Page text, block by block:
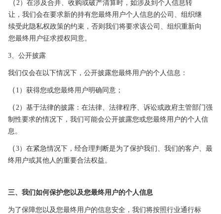
（2）在涉及合并、收购或破产清算时，如涉及到个人信息转
让，我们会在要求新的持有您最终用户个人信息的公司、组织继
续受此隐私权政策的约束，否则我们将要求该公司、组织重新向
您最终用户征求授权同意。
3、公开披露
我们仅会在以下情况下，公开披露您最终用户的个人信息：
（ 1）获得您或您最终用户明确同意；
（2）基于法律的披露：在法律、法律程序、诉讼或政府主管部门强
制性要求的情况下，我们可能会公开披露您或您最终用户的个 人信
息。
（3）在紧急情况下，经合理判断是为了保护我们、我们 的客户、最
终用户或其他人的重要合法权益。
三、我们如何保护您以及您最终用户的个人信息
为了保障您以及您最终用户的信息安全，我们将按照行业通行标